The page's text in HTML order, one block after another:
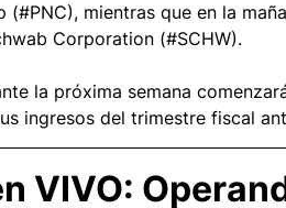
(#PNC), mientras que en la
Corporation (#SCHW).
la próxima semana
ingresos del trimestre fiscal
VIVO: